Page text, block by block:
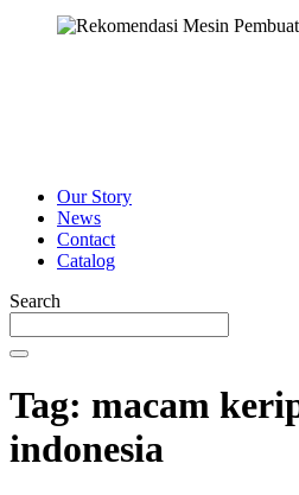
Our Story
News
Contact
Catalog
Search
Tag: macam
indonesia